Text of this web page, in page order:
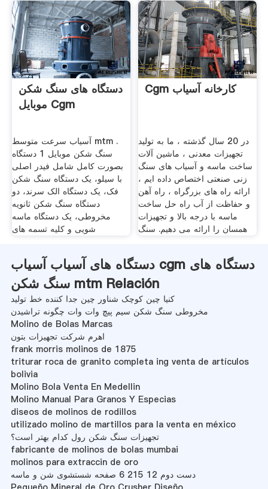
دستگاه های سنگ شکن
موبایل Cgm
آسیاب سرعت متوسط mtm .
سنگ شکن موبایل 1 دستگاه
بصورت کامل شامل فیدر اصلی
با سیلو، یک دستگاه سنگ شکن
فک، یک دستگاه الک سرند، دو
دستگاه سنگ شکن ثانویه
مخروطی، یک دستگاه ماسه
شویی و کلیه تسمه های
Cgm کارخانه آسیاب
در 20 سال گذشته ، ما به تولید
تجهیزات معدنی ، ماشین آلات
ساخت ماسه و آسیاب های سنگ
زنی صنعتی اختصاص داده ایم ،
ارائه راه های بزرگراه ، راه آهن
و حفاظت از آب راه حل ساخت
ماسه با درجه بالا و تجهیزات
همسان را ارائه می دهیم. سنگ
دستگاه های آسیاب آسیاب cgm دستگاه های
سنگ شکن mtm Relación
کنیا چین کوچک شناور چین جدا کننده خط تولید
مخروطی سنگ شکن سیم پیچ وات وات چگونه تراشیدن
Molino de Bolas Marcas
اهرم شرکت تجهیزات بتون
frank morris molinos de 1875
triturar roca de granito completa ing venta de artículos
bolivia
Molino Bola Venta En Medellin
Molino Manual Para Granos Y Especias
diseos de molinos de rodillos
utilizado molino de martillos para la venta en méxico
تجهیزات سنگ شکن رول کدام بهتر است؟
fabricante de molinos de bolas mumbai
molinos para extraccin de oro
دست دوم 12 215 6 صفحه شستشوی شن و ماسه